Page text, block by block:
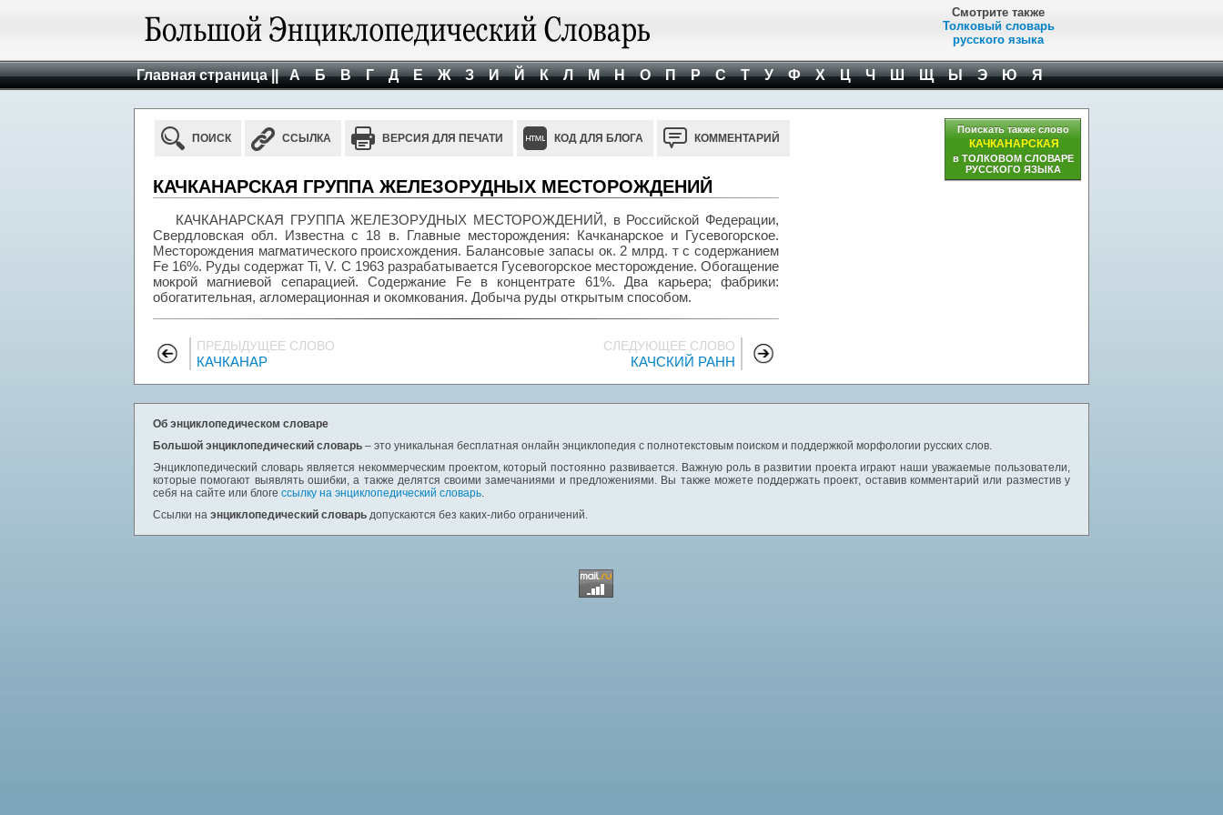
Смотрите также
Толковый словарь
русского языка
Главная страница || А Б В Г Д Е Ж З И Й К Л М Н О П Р С Т У Ф Х Ц Ч Ш Щ Ы Э Ю Я
ПОИСК ССЫЛКА ВЕРСИЯ ДЛЯ ПЕЧАТИ КОД ДЛЯ БЛОГА КОММЕНТАРИЙ
КАЧКАНАРСКАЯ ГРУППА ЖЕЛЕЗОРУДНЫХ МЕСТОРОЖДЕНИЙ
КАЧКАНАРСКАЯ ГРУППА ЖЕЛЕЗОРУДНЫХ МЕСТОРОЖДЕНИЙ, в Российской Федерации,
Свердловская обл. Известна с 18 в. Главные месторождения: Качканарское и Гусевогорское.
Месторождения магматического происхождения. Балансовые запасы ок. 2 млрд. т с содержанием
Fe 16%. Руды содержат Ti, V. С 1963 разрабатывается Гусевогорское месторождение. Обогащение
мокрой магниевой сепарацией. Содержание Fe в концентрате 61%. Два карьера; фабрики:
обогатительная, агломерационная и окомкования. Добыча руды открытым способом.
ПРЕДЫДУЩЕЕ СЛОВО
КАЧКАНАР
СЛЕДУЮЩЕЕ СЛОВО
КАЧСКИЙ РАНН
Поискать также слово
КАЧКАНАРСКАЯ
в ТОЛКОВОМ СЛОВАРЕ
РУССКОГО ЯЗЫКА
Об энциклопедическом словаре
Большой энциклопедический словарь – это уникальная бесплатная онлайн энциклопедия с полнотекстовым поиском и поддержкой морфологии русских слов.
Энциклопедический словарь является некоммерческим проектом, который постоянно развивается. Важную роль в развитии проекта играют наши уважаемые пользователи,
которые помогают выявлять ошибки, а также делятся своими замечаниями и предложениями. Вы также можете поддержать проект, оставив комментарий или разместив у
себя на сайте или блоге ссылку на энциклопедический словарь.
Ссылки на энциклопедический словарь допускаются без каких-либо ограничений.